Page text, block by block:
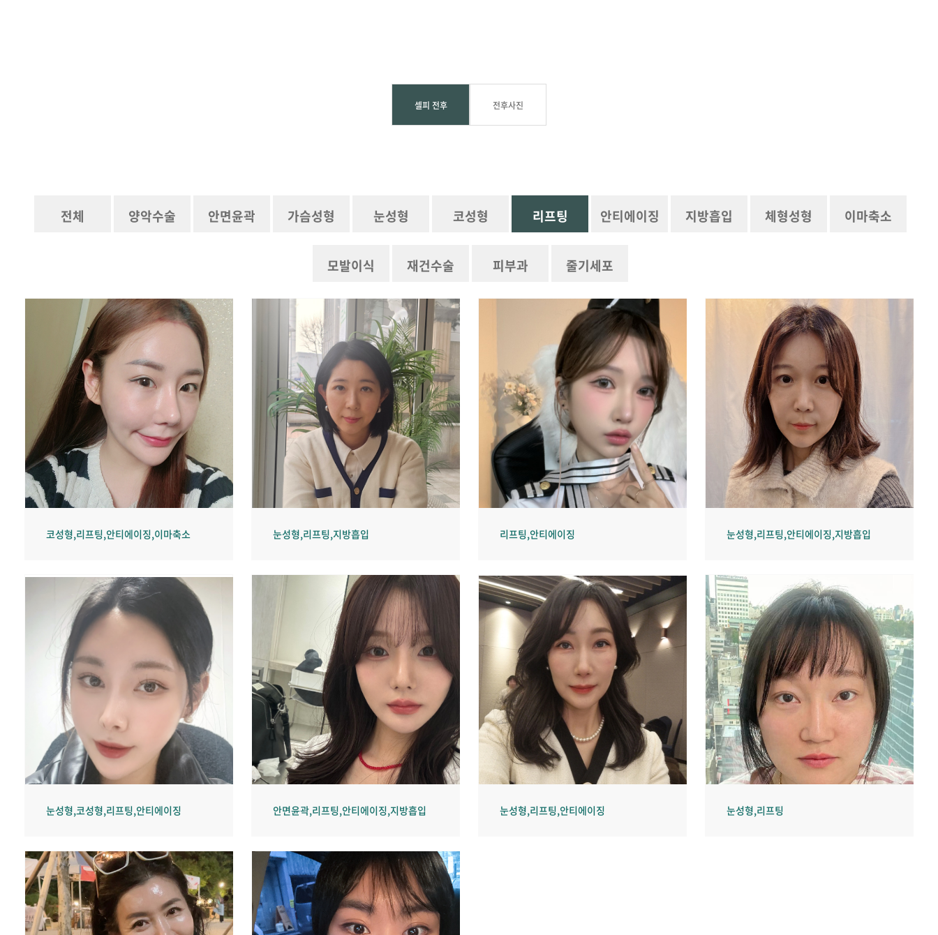
셀피 전후 전후사진
전체 양악수술 안면윤곽 가슴성형 눈성형 코성형 리프팅 안티에이징 지방흡입 체형성형 이마축소
모발이식 재건수술 피부과 줄기세포
코성형,리프팅,안티에이징,이마축소 눈성형,리프팅,지방흡입 리프팅,안티에이징 눈성형,리프팅,안티에이징,지방흡입
눈성형,코성형,리프팅,안티에이징 안면윤곽,리프팅,안티에이징,지방흡입 눈성형,리프팅,안티에이징 눈성형,리프팅